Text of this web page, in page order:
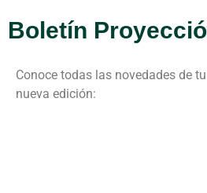
Boletín
Conoce todas las novedades de
nueva edición: